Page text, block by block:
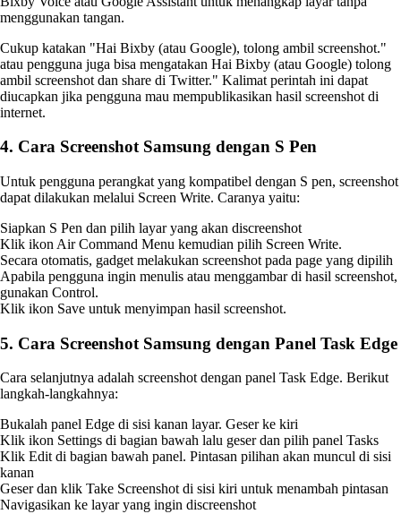
menggunakan tangan.
Cukup katakan "Hai Bixby (atau Google), tolong ambil screenshot."
atau pengguna juga bisa mengatakan Hai Bixby (atau Google) tolong
ambil screenshot dan share di Twitter." Kalimat perintah ini dapat
diucapkan jika pengguna mau mempublikasikan hasil screenshot di
internet.
4. Cara Screenshot Samsung dengan S Pen
Untuk pengguna perangkat yang kompatibel dengan S pen, screenshot
dapat dilakukan melalui Screen Write. Caranya yaitu:
Siapkan S Pen dan pilih layar yang akan discreenshot
Klik ikon Air Command Menu kemudian pilih Screen Write.
Secara otomatis, gadget melakukan screenshot pada page yang dipilih
Apabila pengguna ingin menulis atau menggambar di hasil screenshot,
gunakan Control.
Klik ikon Save untuk menyimpan hasil screenshot.
5. Cara Screenshot Samsung dengan Panel Task Edge
Cara selanjutnya adalah screenshot dengan panel Task Edge. Berikut
langkah-langkahnya:
Bukalah panel Edge di sisi kanan layar. Geser ke kiri
Klik ikon Settings di bagian bawah lalu geser dan pilih panel Tasks
Klik Edit di bagian bawah panel. Pintasan pilihan akan muncul di sisi
kanan
Geser dan klik Take Screenshot di sisi kiri untuk menambah pintasan
Navigasikan ke layar yang ingin discreenshot